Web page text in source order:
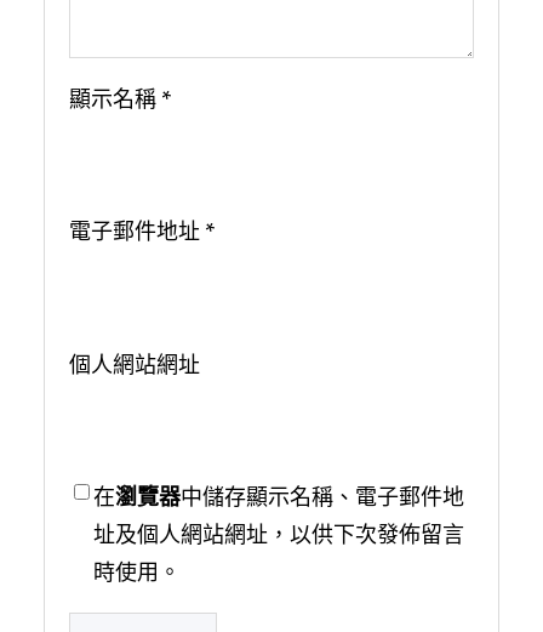
顯示名稱 *
電子郵件地址 *
個人網站網址
在瀏覽器中儲存顯示名稱、電子郵件地
址及個人網站網址，以供下次發佈留言
時使用。